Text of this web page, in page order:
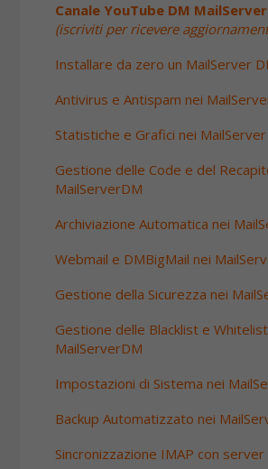
Canale YouTube DM MailServer
(iscriviti per ricevere
Installare da zero un MailServer
Antivirus e Antispam nei
Statistiche e Grafici nei
Gestione delle Code e del
MailServerDM
Archiviazione Automatica nei
Webmail e DMBigMail nei
Gestione della Sicurezza nei
Gestione delle Blacklist e
MailServerDM
Impostazioni di Sistema nei
Backup Automatizzato nei
Sincronizzazione IMAP con